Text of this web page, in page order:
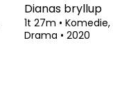
Dianas bryllup
1t 27m • Komedie,
Drama • 2020